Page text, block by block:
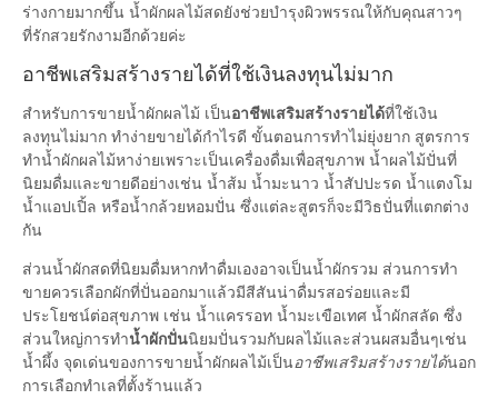
ร่างกายมากขึ้น น้ำผักผลไม้สดยังช่วยบำรุงผิวพรรณให้กับคุณสาวๆ
ที่รักสวยรักงามอีกด้วยค่ะ
อาชีพเสริมสร้างรายได้ที่ใช้เงินลงทุนไม่มาก
สำหรับการขายน้ำผักผลไม้ เป็นอาชีพเสริมสร้างรายได้ที่ใช้เงิน
ลงทุนไม่มาก ทำง่ายขายได้กำไรดี ขั้นตอนการทำไม่ยุ่งยาก สูตรการ
ทำน้ำผักผลไม้หาง่ายเพราะเป็นเครื่องดื่มเพื่อสุขภาพ น้ำผลไม้ปั่นที่
นิยมดื่มและขายดีอย่างเช่น น้ำส้ม น้ำมะนาว น้ำสัปปะรด น้ำแตงโม
น้ำแอปเปิ้ล หรือน้ำกล้วยหอมปั่น ซึ่งแต่ละสูตรก็จะมีวิธปั่นที่แตกต่าง
กัน
ส่วนน้ำผักสดที่นิยมดื่มหากทำดื่มเองอาจเป็นน้ำผักรวม ส่วนการทำ
ขายควรเลือกผักที่ปั่นออกมาแล้วมีสีสันน่าดื่มรสอร่อยและมี
ประโยชน์ต่อสุขภาพ เช่น น้ำแครรอท น้ำมะเขือเทศ น้ำผักสลัด ซึ่ง
ส่วนใหญ่การทำน้ำผักปั่นนิยมปั่นรวมกับผลไม้และส่วนผสมอื่นๆเช่น
น้ำผึ้ง จุดเด่นของการขายน้ำผักผลไม้เป็นอาชีพเสริมสร้างรายได้นอก
การเลือกทำเลที่ตั้งร้านแล้ว